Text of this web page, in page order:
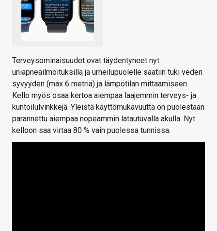
Terveysominaisuudet ovat täydentyneet nyt
uniapneailmoituksilla ja urheilupuolelle saatiin tuki veden
syvyyden (max 6 metriä) ja lämpötilan mittaamiseen.
Kello myös osaa kertoa aiempaa laajemmin terveys- ja
kuntoilulvinkkejä. Yleistä käyttömukavuutta on puolestaan
parannettu aiempaa nopeammin latautuvalla akulla. Nyt
kelloon saa virtaa 80 % vain puolessa tunnissa.